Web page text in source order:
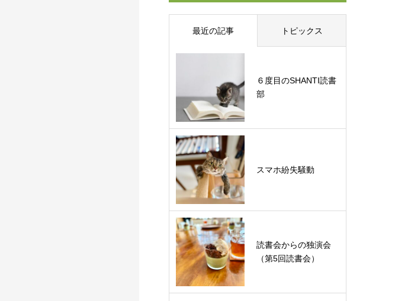
最近の記事 トピックス
６度目のSHANTI読書
部
スマホ紛失騒動
読書会からの独演会
（第5回読書会）